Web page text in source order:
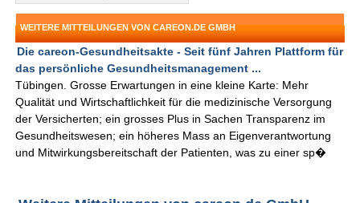
WEITERE MITTEILUNGEN VON CAREON.DE GMBH
Die careon-Gesundheitsakte - Seit fünf Jahren Plattform für
das persönliche Gesundheitsmanagement ...
Tübingen. Grosse Erwartungen in eine kleine Karte: Mehr
Qualität und Wirtschaftlichkeit für die medizinische Versorgung
der Versicherten; ein grosses Plus in Sachen Transparenz im
Gesundheitswesen; ein höheres Mass an Eigenverantwortung
und Mitwirkungsbereitschaft der Patienten, was zu einer sp�